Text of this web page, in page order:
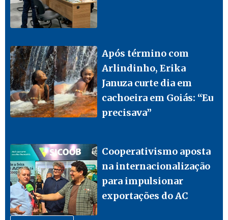
Após término com
Arlindinho, Erika
Januza curte dia em
cachoeira em Goiás: “Eu
precisava”
Cooperativismo aposta
na internacionalização
para impulsionar
exportações do AC